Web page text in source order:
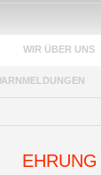
WIR ÜBER UNS